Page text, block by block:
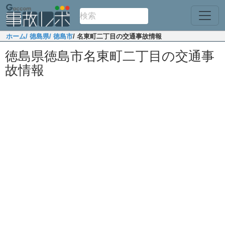
ホーム/ 徳島県/ 徳島市/ 名東町二丁目の交通事故情報
徳島県徳島市名東町二丁目の交通事
故情報